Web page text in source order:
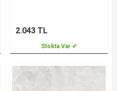
2.043 TL
Stokta Var ✔